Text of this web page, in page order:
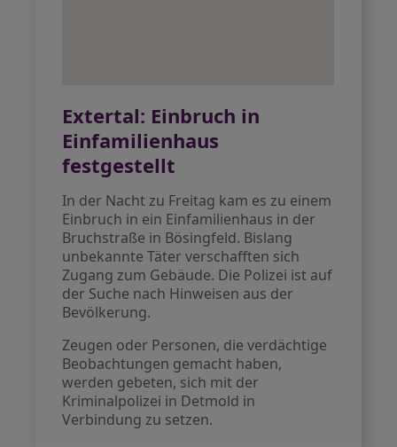
Extertal: Einbruch in
Einfamilienhaus
festgestellt
In der Nacht zu Freitag kam es zu einem
Einbruch in ein Einfamilienhaus in der
Bruchstraße in Bösingfeld. Bislang
unbekannte Täter verschafften sich
Zugang zum Gebäude. Die Polizei ist auf
der Suche nach Hinweisen aus der
Bevölkerung.
Zeugen oder Personen, die verdächtige
Beobachtungen gemacht haben,
werden gebeten, sich mit der
Kriminalpolizei in Detmold in
Verbindung zu setzen.